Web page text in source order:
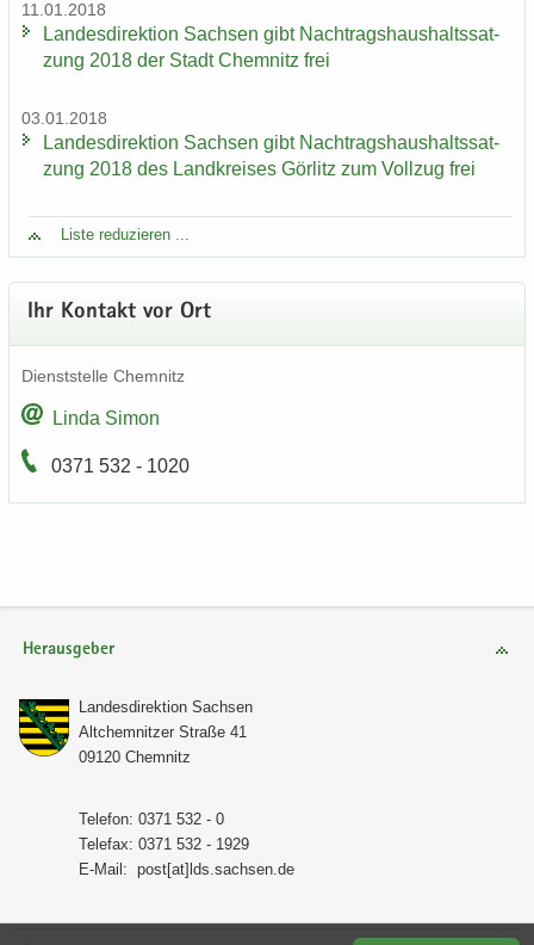
11.01.2018
Lan­des­di­rek­ti­on Sach­sen gibt Nach­trags­haus­halts­sat­
zung 2018 der Stadt Chem­nitz frei
03.01.2018
Lan­des­di­rek­ti­on Sach­sen gibt Nach­trags­haus­halts­sat­
zung 2018 des Land­krei­ses Gör­litz zum Voll­zug frei
Liste re­du­zie­ren ...
Ihr Kon­takt vor Ort
Dienst­stel­le Chem­nitz
Linda Simon
0371 532 - 1020
Herausgeber
Lan­des­di­rek­ti­on Sach­sen
Alt­chem­nit­zer Stra­ße 41
09120 Chem­nitz
Te­le­fon: 0371 532 - 0
Te­le­fax: 0371 532 - 1929
E-​Mail: post[at]lds.sach­sen.de